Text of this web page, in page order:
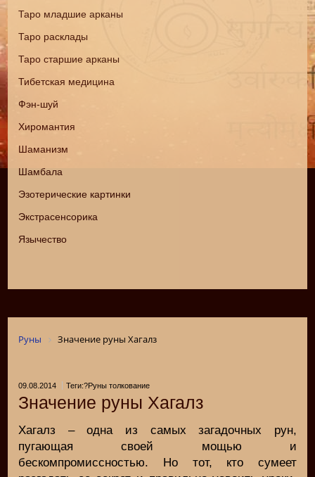
Таро младшие арканы
Таро расклады
Таро старшие арканы
Тибетская медицина
Фэн-шуй
Хиромантия
Шаманизм
Шамбала
Эзотерические картинки
Экстрасенсорика
Язычество
Руны Значение руны Хагалз
09.08.2014 Теги:?Руны толкование
Значение руны Хагалз
Хагалз – одна из самых загадочных рун,
пугающая своей мощью и
бескомпромиссностью. Но тот, кто сумеет